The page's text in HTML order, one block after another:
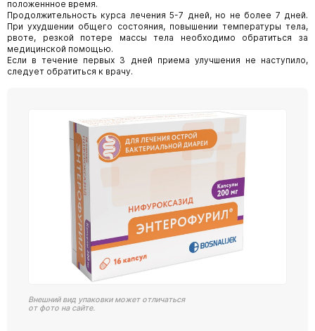
положеннное время.
Продолжительность курса лечения 5-7 дней, но не более 7 дней.
При ухудшении общего состояния, повышении температуры тела,
рвоте, резкой потере массы тела необходимо обратиться за
медицинской помощью.
Если в течение первых 3 дней приема улучшения не наступило,
следует обратиться к врачу.
Внешний вид упаковки может отличаться
от фото на сайте.